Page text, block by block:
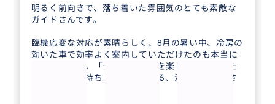
明るく前向きで、落ち着いた雰囲気のとても素敵な
ガイドさんです。
臨機応変な対応が素晴らしく、8月の暑い中、冷房の
効いた車で効率よく案内していただけたのも本当に
助かりました。「少しでも釜山を楽しんでもらいた
い」という気持ちが伝わってくる、温かいガイドさ